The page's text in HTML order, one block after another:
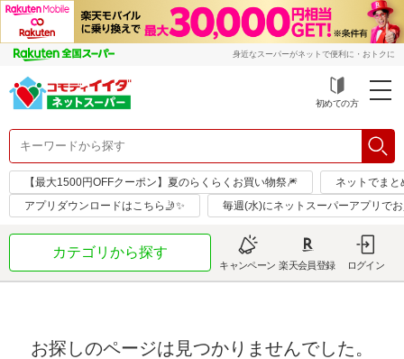
身近なスーパーがネットで便利に・おトクに
初めての方
【最大1500円OFFクーポン】夏のらくらくお買い物祭🎆
ネットでまと
アプリダウンロードはこちら🤳✨
毎週(水)にネットスーパーアプリで
カテゴリから探す
キャンペーン 楽天会員登録 ログイン
お探しのページは見つかりませんでした。